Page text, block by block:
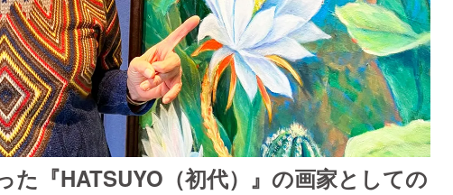
た『HATSUYO（初代）』の画家としての